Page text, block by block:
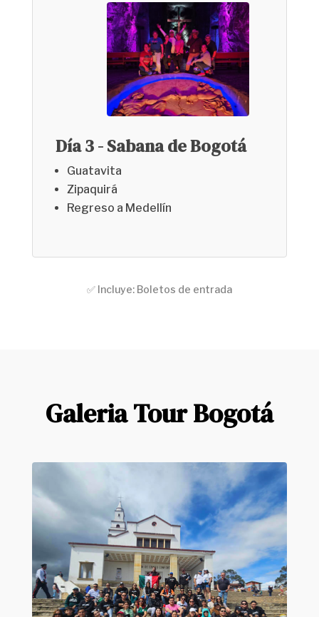
Día 3 - Sabana de Bogotá
Guatavita
Zipaquirá
Regreso a Medellín
✅ Incluye: Boletos de entrada
Galeria Tour Bogotá